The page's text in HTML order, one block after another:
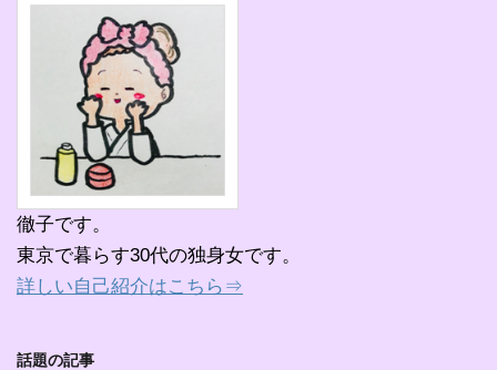
徹子です。
東京で暮らす30代の独身女です。
詳しい自己紹介はこちら⇒
話題の記事